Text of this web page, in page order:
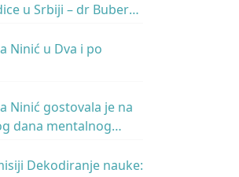
u Srbiji – dr Buber
Ninić u Dva i po
Ninić gostovala je na
dana mentalnog
Dekodiranje nauke: